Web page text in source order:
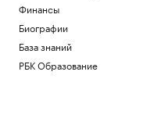
Финансы
Биографии
База знаний
РБК Образование